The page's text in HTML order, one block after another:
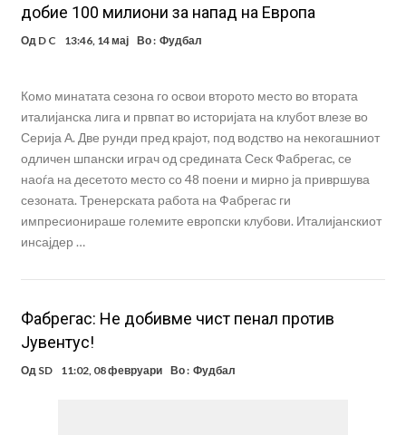
добие 100 милиони за напад на Европа
Од D C 13:46, 14 мај Во : Фудбал
Комо минатата сезона го освои второто место во втората
италијанска лига и првпат во историјата на клубот влезе во
Серија А. Две рунди пред крајот, под водство на некогашниот
одличен шпански играч од средината Сеск Фабрегас, се
наоѓа на десетото место со 48 поени и мирно ја привршува
сезоната. Тренерската работа на Фабрегас ги
импресионираше големите европски клубови. Италијанскиот
инсајдер …
Фабрегас: Не добивме чист пенал против
Јувентус!
Од SD 11:02, 08 февруари Во : Фудбал